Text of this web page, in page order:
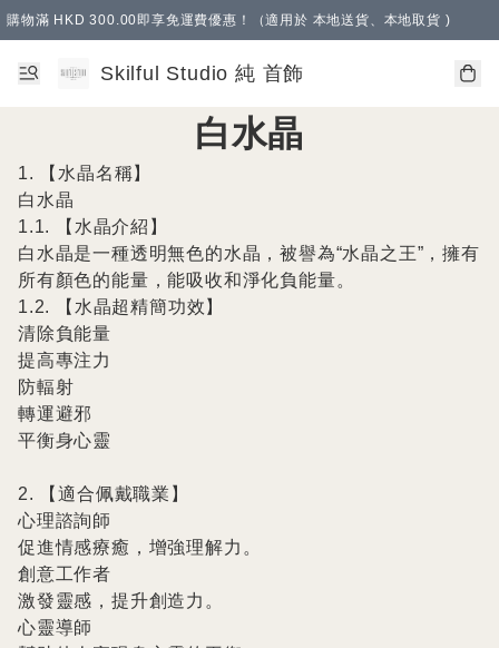
購物滿 HKD 300.00即享免運費優惠！（適用於 本地送貨、本地取貨 )
Skilful Studio 純 首飾
白水晶
1. 【水晶名稱】
白水晶
1.1. 【水晶介紹】
白水晶是一種透明無色的水晶，被譽為“水晶之王”，擁有
所有顏色的能量，能吸收和淨化負能量。
1.2. 【水晶超精簡功效】
清除負能量
提高專注力
防輻射
轉運避邪
平衡身心靈
2. 【適合佩戴職業】
心理諮詢師
促進情感療癒，增強理解力。
創意工作者
激發靈感，提升創造力。
心靈導師